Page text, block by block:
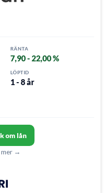
RÄNTA
7,90 - 22,00 %
LÖPTID
1 - 8 år
om lån
mer →